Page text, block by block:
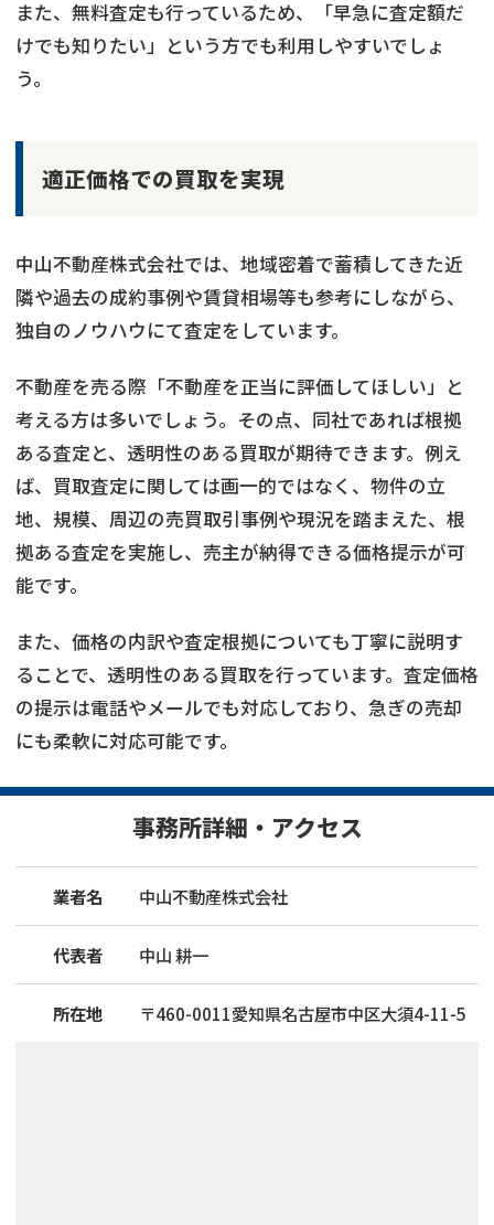
また、無料査定も行っているため、「早急に査定額だ
けでも知りたい」という方でも利用しやすいでしょ
う。
適正価格での買取を実現
中山不動産株式会社では、地域密着で蓄積してきた近
隣や過去の成約事例や賃貸相場等も参考にしながら、
独自のノウハウにて査定をしています。
不動産を売る際「不動産を正当に評価してほしい」と
考える方は多いでしょう。その点、同社であれば根拠
ある査定と、透明性のある買取が期待できます。例え
ば、買取査定に関しては画一的ではなく、物件の立
地、規模、周辺の売買取引事例や現況を踏まえた、根
拠ある査定を実施し、売主が納得できる価格提示が可
能です。
また、価格の内訳や査定根拠についても丁寧に説明す
ることで、透明性のある買取を行っています。査定価格
の提示は電話やメールでも対応しており、急ぎの売却
にも柔軟に対応可能です。
事務所詳細・アクセス
業者名 中山不動産株式会社
代表者 中山 耕一
所在地 〒460-0011愛知県名古屋市中区大須4-11-5